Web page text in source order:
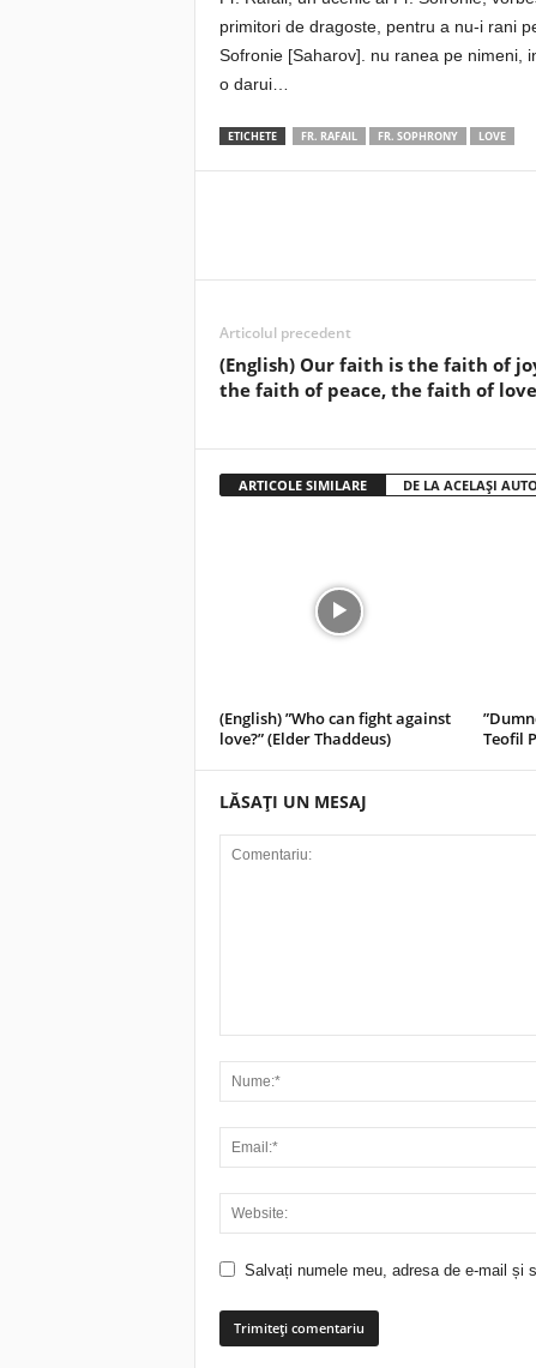
primitori de dragoste, pentru a nu-i rani
Sofronie [Saharov]. nu ranea pe nimeni,
o darui…
ETICHETE FR. RAFAIL FR. SOPHRONY LOVE
Articolul precedent
(English) Our faith is the faith of
the faith of peace, the faith of love
ARTICOLE SIMILARE DE LA ACELAȘI
(English) ”Who can fight against
love?” (Elder Thaddeus)
Teofil
LĂSAȚI UN MESAJ
Salvați numele meu, adresa de e-mail și